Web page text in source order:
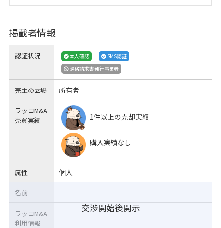
掲載者情報
認証状況 本人確認
SMS認証
適格請求書発行事業者
売主の立場 所有者
ラッコM&A
売買実績
1件以上の売却実績
購入実績なし
属性 個人
交渉開始後開示
名前
ラッコM&A
利用情報